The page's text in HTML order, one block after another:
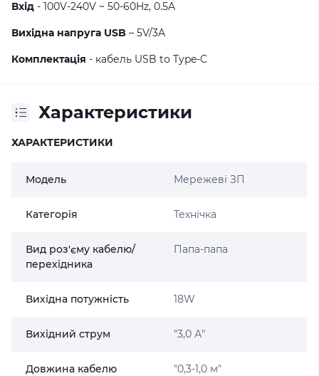
Вхід - 100V-240V ~ 50-60Hz, 0.5A
Вихідна напруга USB – 5V/3A
Комплектація - кабель USB to Type-C
Характеристики
ХАРАКТЕРИСТИКИ
Модель Мережеві ЗП
Категорія Технічка
Вид роз'єму кабелю/
перехідника
Папа-папа
Вихідна потужність 18W
Вихідний струм "3,0 А"
Довжина кабелю "0,3-1,0 м"